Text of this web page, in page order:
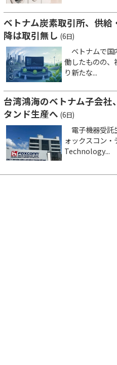
ベトナム炭素取引所、供
降は取引無し (6日)
ベトナムで国
働したものの、
り新たな...
台湾鴻海のベトナム子会
タンド生産へ (6日)
電子機器受託
ォックスコン
Technology...